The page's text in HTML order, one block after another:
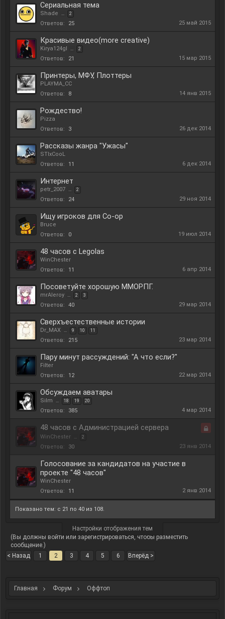
Сериальная тема
Shade ... 2
Ответов: 25 25 май 2015
Красивые видео(more creative)
Kirya124gl ... 2
Ответов: 21 15 мар 2015
Принтеры, МФУ, Плоттеры
PLAYMA_CC
Ответов:
8 14 янв 2015
Рождество!
Pizza
Ответов:
3 26 дек 2014
Рассказы жанра "Ужасы"
STIxCooL
Ответов:
11 6 дек 2014
Интернет
petr_2007 ... 2
Ответов: 24 29 ноя 2014
Ищу игроков для Co-op
Bruce
Ответов:
0 19 июл 2014
48 часов с Legolas
WinChester
Ответов:
11 6 апр 2014
Посоветуйте хорошую ММОРПГ.
mrAleroy ... 2 3
Ответов: 40 29 мар 2014
Сверхъестественные истории
Dr_MAX ... 9 10 11
Ответов: 215 23 мар 2014
Пару минут рассуждений: "А что если?"
Filter
Ответов:
12 22 мар 2014
Обсуждаем аватары
Silm ... 18 19 20
Ответов: 385 4 мар 2014
48 часов с Администрацией сервера
WinChester ... 2
Ответов: 30 23 янв 2014
Голосование за кандидатов на участие в
проекте "48 часов"
WinChester
Ответов:
11 2 янв 2014
Показано тем: с 21 по 40 из 108.
Настройки отображения тем
(Вы должны войти или зарегистрироваться, чтобы разместить
сообщение.)
< Назад
1 2 3 4 5 6 Вперёд >
Главная Форум Оффтоп